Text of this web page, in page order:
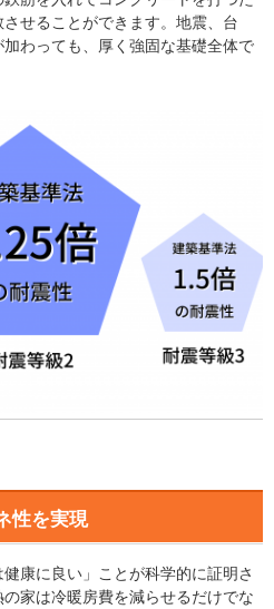
せることができます。地震、台
わっても、厚く強固な基礎全体で
性を実現
康に良い」ことが科学的に証明さ
家は冷暖房費を減らせるだけでな